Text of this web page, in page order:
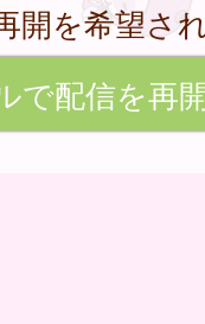
開を希望さ
で配信を再